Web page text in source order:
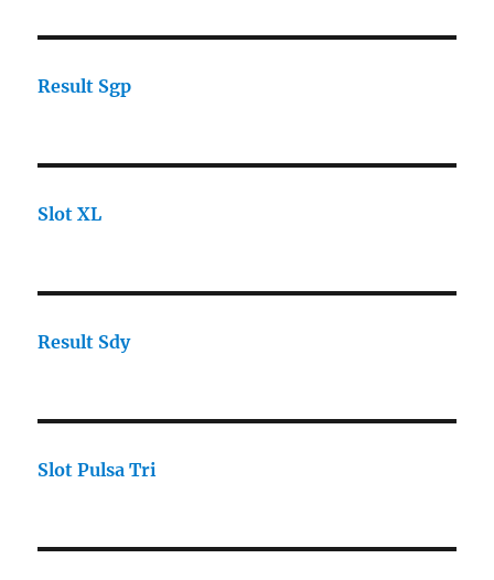
Result Sgp
Slot XL
Result Sdy
Slot Pulsa Tri